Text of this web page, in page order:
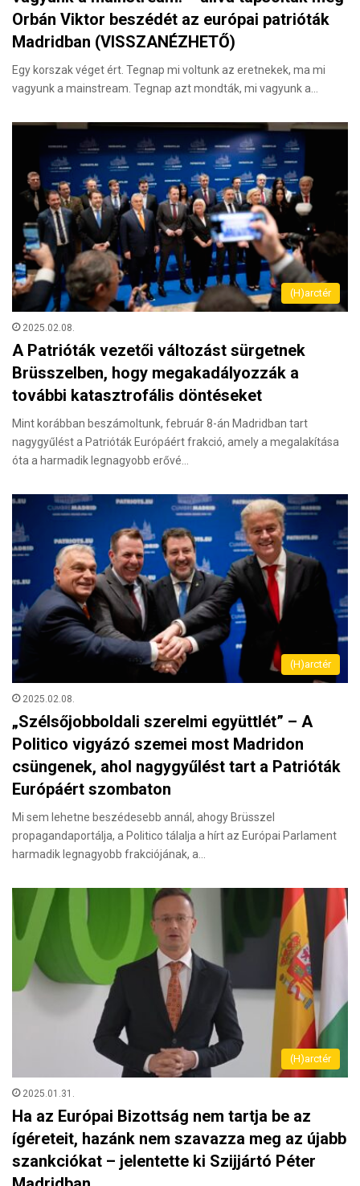
Orbán Viktor beszédét az európai patrióták
Madridban (VISSZANÉZHETŐ)
Egy korszak véget ért. Tegnap mi voltunk az eretnekek, ma mi
vagyunk a mainstream. Tegnap azt mondták, mi vagyunk a…
(H)arctér
2025.02.08.
A Patrióták vezetői változást sürgetnek
Brüsszelben, hogy megakadályozzák a
további katasztrofális döntéseket
Mint korábban beszámoltunk, február 8-án Madridban tart
nagygyűlést a Patrióták Európáért frakció, amely a megalakítása
óta a harmadik legnagyobb erővé…
(H)arctér
2025.02.08.
„Szélsőjobboldali szerelmi együttlét” – A
Politico vigyázó szemei most Madridon
csüngenek, ahol nagygyűlést tart a Patrióták
Európáért szombaton
Mi sem lehetne beszédesebb annál, ahogy Brüsszel
propagandaportálja, a Politico tálalja a hírt az Európai Parlament
harmadik legnagyobb frakciójának, a…
(H)arctér
2025.01.31.
Ha az Európai Bizottság nem tartja be az
ígéreteit, hazánk nem szavazza meg az újabb
szankciókat – jelentette ki Szijjártó Péter